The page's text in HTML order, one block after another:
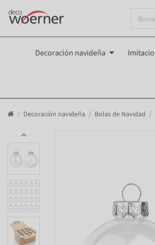
Decoración navideña
Decoración navideña Bolas de Navidad